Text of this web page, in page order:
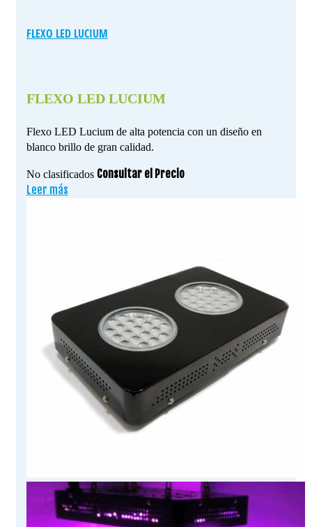
FLEXO LED LUCIUM
FLEXO LED LUCIUM
Flexo LED Lucium de alta potencia con un diseño en
blanco brillo de gran calidad.
No clasificados Consultar el Precio
Leer más